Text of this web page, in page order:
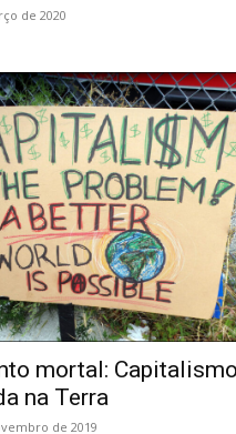
de 2020
mortal: Capitalismo
na Terra
de 2019